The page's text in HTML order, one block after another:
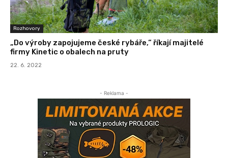
Rozhovory
„Do výroby zapojujeme české rybáře,“ říkají majitelé
firmy Kinetic o obalech na pruty
22. 6. 2022
- Reklama -